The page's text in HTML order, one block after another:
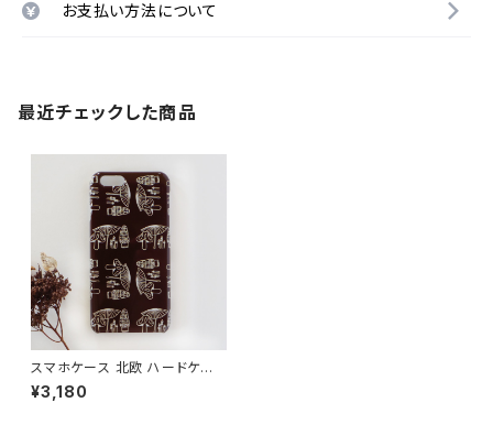
お支払い方法について
最近チェックした商品
スマホケース 北欧 ハードケー
ス iPhone17/galaxy/Google
pixel/Xperia 個性的 可愛い
¥3,180